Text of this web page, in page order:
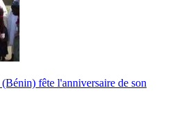
fête l'anniversaire de son